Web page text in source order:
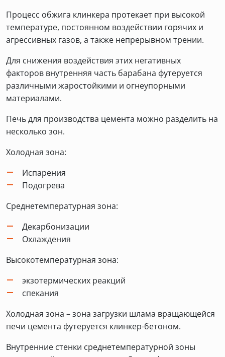
Процесс обжига клинкера протекает при высокой
температуре, постоянном воздействии горячих и
агрессивных газов, а также непрерывном трении.
Для снижения воздействия этих негативных
факторов внутренняя часть барабана футеруется
различными жаростойкими и огнеупорными
материалами.
Печь для производства цемента можно разделить на
несколько зон.
Холодная зона:
Испарения
Подогрева
Среднетемпературная зона:
Декарбонизации
Охлаждения
Высокотемпературная зона:
экзотермических реакций
спекания
Холодная зона – зона загрузки шлама вращающейся
печи цемента футеруется клинкер-бетоном.
Внутренние стенки среднетемпературной зоны